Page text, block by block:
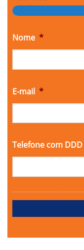
Nome *
E-mail *
Telefone com DDD